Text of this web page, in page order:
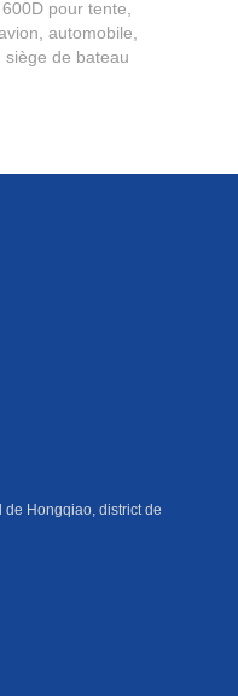
600D pour tente,
automobile,
siège de bateau
de Hongqiao, district de